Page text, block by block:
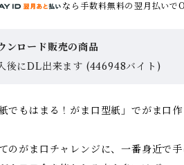
なら 手数料無料の 翌月払いで
ンロード販売の商品
後にDL出来ます (446948バイト)
紙でもはまる！がま口型紙」でがま口作
のがま口チャレンジに、一番身近で